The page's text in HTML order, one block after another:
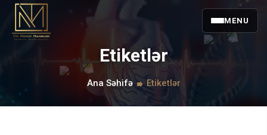
MENU
Etiketlər
Ana Səhifə Etiketlər